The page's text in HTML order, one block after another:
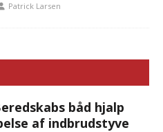
Patrick Larsen
båd hjalp
af indbrudstyve